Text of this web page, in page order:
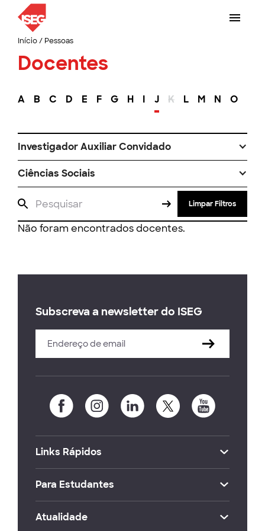
Início/ Pessoas
Docentes
A B C D E F G H I J K L M N O
Investigador Auxiliar Convidado
Ciências Sociais
Limpar Filtros
Não foram encontrados docentes.
Subscreva a newsletter do ISEG
Links Rápidos
Para Estudantes
Atualidade